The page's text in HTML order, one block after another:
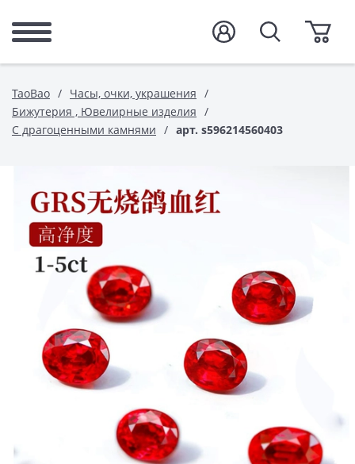
TaoBao
Часы, очки, украшения
Бижутерия , Ювелирные изделия
С драгоценными камнями
арт. s596214560403